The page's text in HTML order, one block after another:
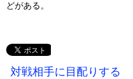
どがある。
対戦相手に目配りする